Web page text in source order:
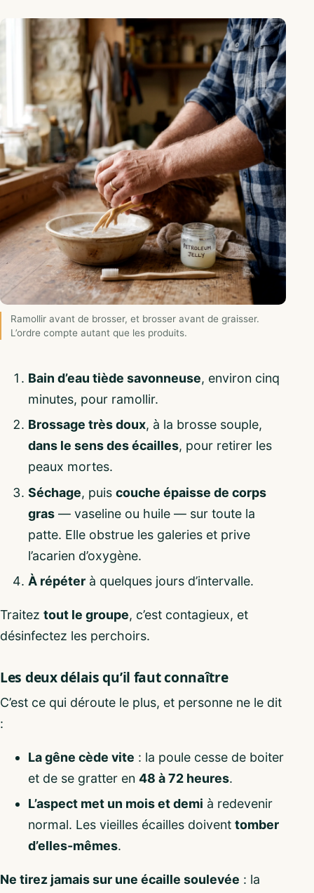
Ramollir avant de brosser, et brosser avant de graisser.
L’ordre compte autant que les produits.
Bain d’eau tiède savonneuse, environ cinq
minutes, pour ramollir.
Brossage très doux, à la brosse souple,
dans le sens des écailles, pour retirer les
peaux mortes.
Séchage, puis couche épaisse de corps
gras — vaseline ou huile — sur toute la
patte. Elle obstrue les galeries et prive
l’acarien d’oxygène.
À répéter à quelques jours d’intervalle.
Traitez tout le groupe, c’est contagieux, et
désinfectez les perchoirs.
Les deux délais qu’il faut connaître
C’est ce qui déroute le plus, et personne ne le dit
:
La gêne cède vite : la poule cesse de boiter
et de se gratter en 48 à 72 heures.
L’aspect met un mois et demi à redevenir
normal. Les vieilles écailles doivent tomber
d’elles-mêmes.
Ne tirez jamais sur une écaille soulevée : la